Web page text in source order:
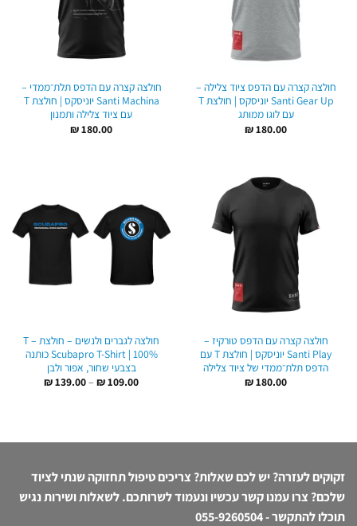
חולצה קצרה עם הדפס ציוד צלילה –
Santi Gear Up יוניסקס | חולצת T
עם לוגו ממותג
₪180.00
חולצה קצרה עם הדפס תלת־ממדי –
Santi Machina יוניסקס | חולצת T
עם ציוד צלילה ותמנון
₪180.00
חולצה קצרה עם הדפס טורקיז –
Santi Play יוניסקס | חולצת T עם
הדפס תלת־ממדי של ציוד צלילה
₪180.00
חולצה לגברים ולנשים – חולצת T –
Scubapro T-Shirt | 100% כותנה
בצבעי שחור, אפור ולבן
₪109.00
–
₪139.00 טווח
זקוקים לעזרה? יש לכם שאלות? צריכים טיפול תחזוקה שנתי לציוד
שלכם? צרו עמנו קשר עכשיו ונעמוד לשרותכם. לשאלות ושירות נגיש
תוכלו להתקשר -055-9260504